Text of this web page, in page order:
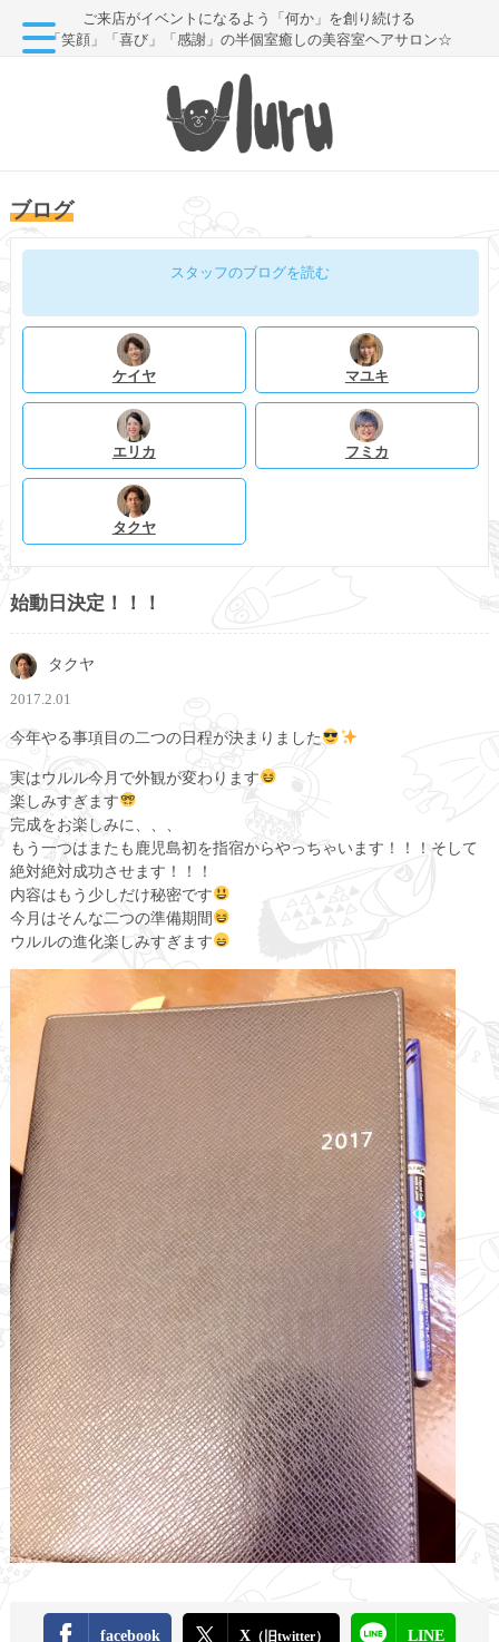
ご来店がイベントになるよう「何か」を創り続ける
「笑顔」「喜び」「感謝」の半個室癒しの美容室ヘアサロン☆
ブログ
スタッフのブログを読む
ケイヤ マユキ
エリカ フミカ
タクヤ
始動日決定！！！
タクヤ
2017.2.01
今年やる事項目の二つの日程が決まりました
実はウルル今月で外観が変わります
楽しみすぎます
完成をお楽しみに、、、
もう一つはまたも鹿児島初を指宿からやっちゃいます！！！そして
絶対絶対成功させます！！！
内容はもう少しだけ秘密です
今月はそんな二つの準備期間
ウルルの進化楽しみすぎます
facebook X（旧twitter） LINE